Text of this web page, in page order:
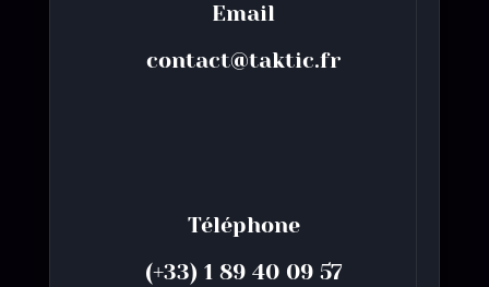
Email
contact@taktic.fr
Téléphone
(+33) 1 89 40 09 57